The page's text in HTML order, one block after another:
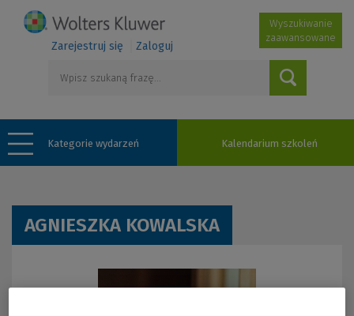
Zarejestruj się Zaloguj
Wyszukiwanie
zaawansowane
Kategorie wydarzeń Kalendarium szkoleń
AGNIESZKA KOWALSKA